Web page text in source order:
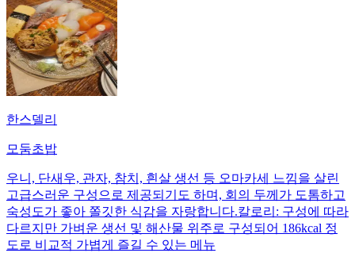
한스델리
모둠초밥
우니, 단새우, 관자, 참치, 흰살 생선 등 오마카세 느낌을 살린
고급스러운 구성으로 제공되기도 하며, 회의 두께가 도톰하고
숙성도가 좋아 쫄깃한 식감을 자랑합니다.칼로리: 구성에 따라
다르지만 가벼운 생선 및 해산물 위주로 구성되어 186kcal 정
도로 비교적 가볍게 즐길 수 있는 메뉴